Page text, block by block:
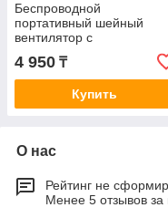
Беспроводной
портативный шейный
вентилятор с
аккумулятором.
4 950 ₸
Купить
О нас
Рейтинг не
Менее 5 отзывов за